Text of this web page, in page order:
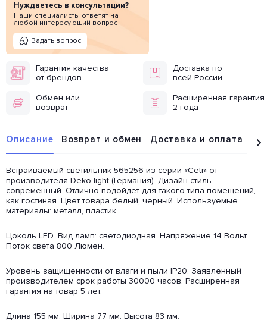
Нуждаетесь в консультации?
Наши специалисты ответят на
любой интересующий вопрос
Задать вопрос
Гарантия качества
от брендов
Доставка по
всей России
Обмен или
возврат
Расширенная гарантия
2 года
Описание Возврат и обмен Доставка и оплата
Встраиваемый светильник 565256 из серии «Ceti» от
производителя Deko-light (Германия). Дизайн-стиль
современный. Отлично подойдет для такого типа помещений,
как гостиная. Цвет товара белый, черный. Используемые
материалы: металл, пластик.
Цоколь LED. Вид ламп: светодиодная. Напряжение 14 Вольт.
Поток света 800 Люмен.
Уровень защищенности от влаги и пыли IP20. Заявленный
производителем срок работы 30000 часов. Расширенная
гарантия на товар 5 лет.
Длина 155 мм. Ширина 77 мм. Высота 83 мм.